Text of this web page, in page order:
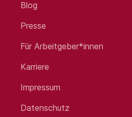
Blog
Presse
Für Arbeitgeber*innen
Karriere
Impressum
Datenschutz